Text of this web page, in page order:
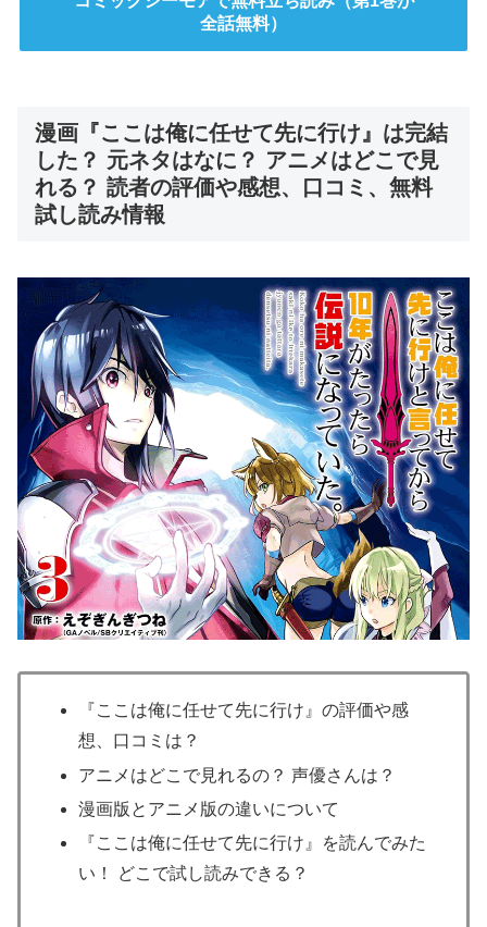
全話無料）
漫画『ここは俺に任せて先に行け』は完結
した？ 元ネタはなに？ アニメはどこで見
れる？ 読者の評価や感想、口コミ、無料
試し読み情報
『ここは俺に任せて先に行け』の評価や感
想、口コミは？
アニメはどこで見れるの？ 声優さんは？
漫画版とアニメ版の違いについて
『ここは俺に任せて先に行け』を読んでみた
い！ どこで試し読みできる？